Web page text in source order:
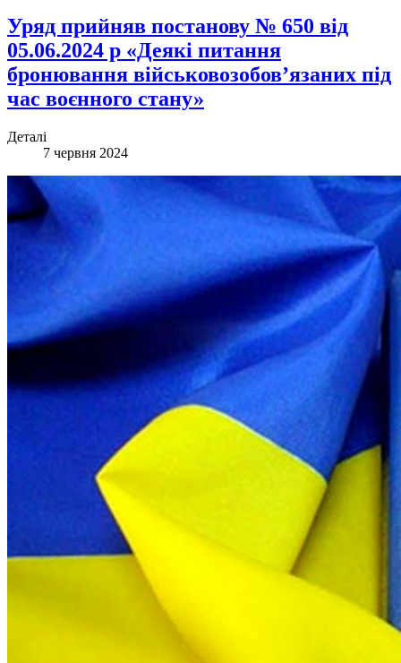
Уряд прийняв постанову № 650 від
05.06.2024 р «Деякі питання
бронювання військовозобов’язаних під
час воєнного стану»
Деталі
7 червня 2024